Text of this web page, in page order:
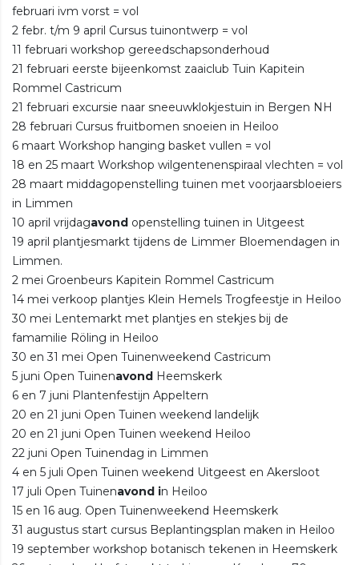
februari ivm vorst = vol
2 febr. t/m 9 april Cursus tuinontwerp = vol
11 februari workshop gereedschapsonderhoud
21 februari eerste bijeenkomst zaaiclub Tuin Kapitein
Rommel Castricum
21 februari excursie naar sneeuwklokjestuin in Bergen NH
28 februari Cursus fruitbomen snoeien in Heiloo
6 maart Workshop hanging basket vullen = vol
18 en 25 maart Workshop wilgentenenspiraal vlechten = vol
28 maart middagopenstelling tuinen met voorjaarsbloeiers
in Limmen
10 april vrijdagavond openstelling tuinen in Uitgeest
19 april plantjesmarkt tijdens de Limmer Bloemendagen in
Limmen.
2 mei Groenbeurs Kapitein Rommel Castricum
14 mei verkoop plantjes Klein Hemels Trogfeestje in Heiloo
30 mei Lentemarkt met plantjes en stekjes bij de
famamilie Röling in Heiloo
30 en 31 mei Open Tuinenweekend Castricum
5 juni Open Tuinenavond Heemskerk
6 en 7 juni Plantenfestijn Appeltern
20 en 21 juni Open Tuinen weekend landelijk
20 en 21 juni Open Tuinen weekend Heiloo
22 juni Open Tuinendag in Limmen
4 en 5 juli Open Tuinen weekend Uitgeest en Akersloot
17 juli Open Tuinenavond in Heiloo
15 en 16 aug. Open Tuinenweekend Heemskerk
31 augustus start cursus Beplantingsplan maken in Heiloo
19 september workshop botanisch tekenen in Heemskerk